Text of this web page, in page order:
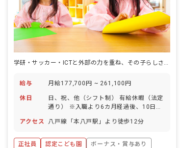
給与 月給177,700円 ~ 261,100円
休日
日、祝、他（シフト制） 有給休暇（法定
通り） ※入職より6カ月経過後、10日付
業取得実績：あり
アクセス 八戸線「本八戸駅」より徒歩12分
正社員 認定こども園
ボーナス・賞与あり